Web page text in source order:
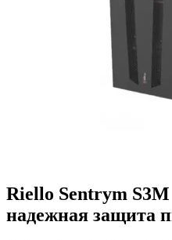
Riello Sentrym S3M
надежная защита